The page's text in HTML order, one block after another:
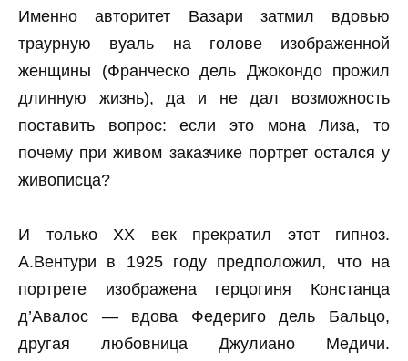
Именно авторитет Вазари затмил вдовью
траурную вуаль на голове изображенной
женщины (Франческо дель Джокондо прожил
длинную жизнь), да и не дал возможность
поставить вопрос: если это мона Лиза, то
почему при живом заказчике портрет остался у
живописца?
И только ХХ век прекратил этот гипноз.
А.Вентури в 1925 году предположил, что на
портрете изображена герцогиня Констанца
д’Авалос — вдова Федериго дель Бальцо,
другая любовница Джулиано Медичи.